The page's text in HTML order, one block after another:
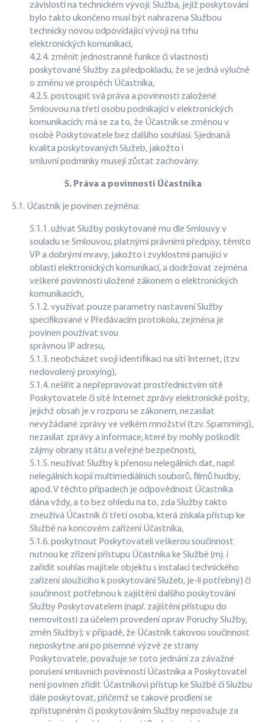
závislosti na technickém vývoji; Služba, jejíž poskytování
bylo takto ukončeno musí být nahrazena Službou
technicky novou odpovídající vývoji na trhu
elektronických komunikací,
4.2.4. změnit jednostranně funkce či vlastnosti
poskytované Služby za předpokladu, že se jedná výlučně
o změnu ve prospěch Účastníka,
4.2.5. postoupit svá práva a povinnosti založené
Smlouvou na třetí osobu podnikající v elektronických
komunikacích; má se za to, že Účastník se změnou v
osobě Poskytovatele bez dalšího souhlasí. Sjednaná
kvalita poskytovaných Služeb, jakožto i
smluvní podmínky musejí zůstat zachovány.
5. Práva a povinnosti Účastníka
5.1. Účastník je povinen zejména:
5.1.1. užívat Služby poskytované mu dle Smlouvy v
souladu se Smlouvou, platnými právními předpisy, těmito
VP a dobrými mravy, jakožto i zvyklostmi panující v
oblasti elektronických komunikací, a dodržovat zejména
veškeré povinnosti uložené zákonem o elektronických
komunikacích,
5.1.2. využívat pouze parametry nastavení Služby
specifikované v Předávacím protokolu, zejména je
povinen používat svou
správnou IP adresu,
5.1.3. neobcházet svoji identifikaci na síti Internet, (tzv.
nedovolený proxying),
5.1.4. nešířit a nepřepravovat prostřednictvím sítě
Poskytovatele či sítě Internet zprávy elektronické pošty,
jejichž obsah je v rozporu se zákonem, nezasílat
nevyžádané zprávy ve velkém množství (tzv. Spamming),
nezasílat zprávy a informace, které by mohly poškodit
zájmy obrany státu a veřejné bezpečnosti,
5.1.5. neužívat Služby k přenosu nelegálních dat, např.
nelegálních kopií multimediálních souborů, filmů hudby,
apod. V těchto případech je odpovědnost Účastníka
dána vždy, a to bez ohledu na to, zda Služby takto
zneužívá Účastník či třetí osoba, která získala přístup ke
Službě na koncovém zařízení Účastníka,
5.1.6. poskytnout Poskytovateli veškerou součinnost
nutnou ke zřízení přístupu Účastníka ke Službě (mj. i
zařídit souhlas majitele objektu s instalací technického
zařízení sloužícího k poskytování Služeb, je-li potřebný) či
součinnost potřebnou k zajištění dalšího poskytování
Služby Poskytovatelem (např. zajištění přístupu do
nemovitosti za účelem provedení oprav Poruchy Služby,
změn Služby); v případě, že Účastník takovou součinnost
neposkytne ani po písemné výzvě ze strany
Poskytovatele, považuje se toto jednání za závažné
porušení smluvních povinností Účastníka a Poskytovatel
není povinen zřídit Účastníkovi přístup ke Službě či Službu
dále poskytovat, přičemž se takové prodlení se
zpřístupněním či poskytováním Služby nepovažuje za